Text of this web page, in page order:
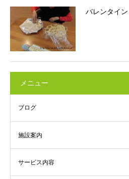
バレンタイン
メニュー
ブログ
施設案内
サービス内容